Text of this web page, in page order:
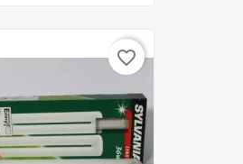
favorite_border